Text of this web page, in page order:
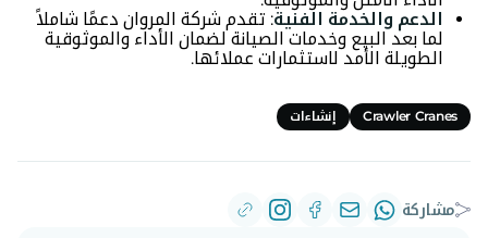
الدعم والخدمة الفنية: تقدم شركة المروان دعمًا شاملاً
لما بعد البيع وخدمات الصيانة لضمان الأداء والموثوقية
الطويلة الأمد لاستثمارات عملائها.
Crawler Cranes إنشاءات
مشاركة